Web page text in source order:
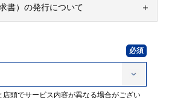
書）の発行について
頭でサービス内容が異なる場合がござい